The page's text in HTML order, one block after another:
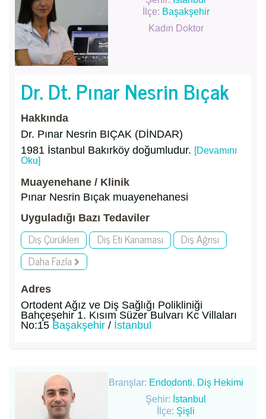
İlçe: Başakşehir
Kadın Doktor
Dr. Dt. Pınar Nesrin Bıçak
Hakkında
Dr. Pınar Nesrin BIÇAK (DİNDAR)
1981 İstanbul Bakırköy doğumludur. [Devamını
Oku]
Muayenehane / Klinik
Pınar Nesrin Bıçak muayenehanesi
Uyguladığı Bazı Tedaviler
Diş Çürükleri Diş Eti Kanaması
Diş Ağrısı
Daha Fazla
Adres
Ortodent Ağız ve Diş Sağlığı Polikliniği
Bahçeşehir 1. Kısım Süzer Bulvarı Kc Villaları
No:15 Başakşehir / İstanbul
Branşlar: Endodonti, Diş Hekimi
Şehir: İstanbul
İlçe: Şişli